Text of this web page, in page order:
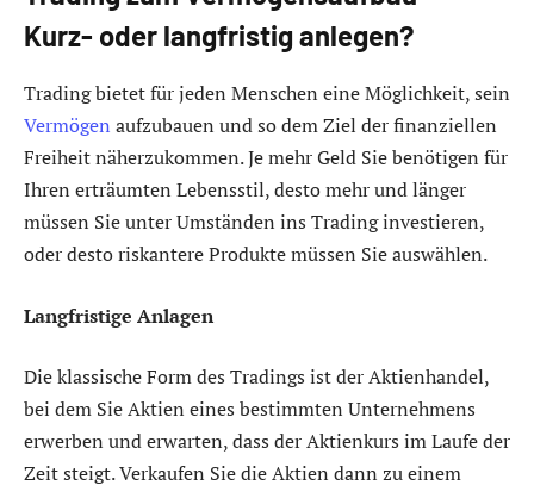
Kurz- oder langfristig anlegen?
Trading bietet für jeden Menschen eine Möglichkeit, sein
Vermögen aufzubauen und so dem Ziel der finanziellen
Freiheit näherzukommen. Je mehr Geld Sie benötigen für
Ihren erträumten Lebensstil, desto mehr und länger
müssen Sie unter Umständen ins Trading investieren,
oder desto riskantere Produkte müssen Sie auswählen.
Langfristige Anlagen
Die klassische Form des Tradings ist der Aktienhandel,
bei dem Sie Aktien eines bestimmten Unternehmens
erwerben und erwarten, dass der Aktienkurs im Laufe der
Zeit steigt. Verkaufen Sie die Aktien dann zu einem